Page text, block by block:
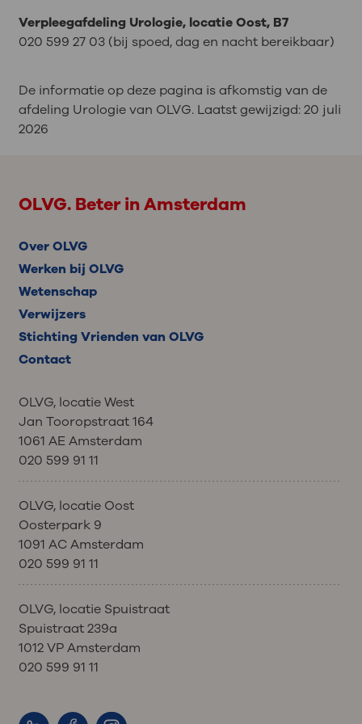
Verpleegafdeling Urologie, locatie Oost, B7
020 599 27 03 (bij spoed, dag en nacht bereikbaar)
De informatie op deze pagina is afkomstig van de
afdeling Urologie van OLVG. Laatst gewijzigd:20 juli
2026
OLVG. Beter in Amsterdam
Over OLVG
Werken bij OLVG
Wetenschap
Verwijzers
Stichting Vrienden van OLVG
Contact
OLVG, locatie West
Jan Tooropstraat 164
1061 AE Amsterdam
020 599 91 11
OLVG, locatie Oost
Oosterpark 9
1091 AC Amsterdam
020 599 91 11
OLVG, locatie Spuistraat
Spuistraat 239a
1012 VP Amsterdam
020 599 91 11